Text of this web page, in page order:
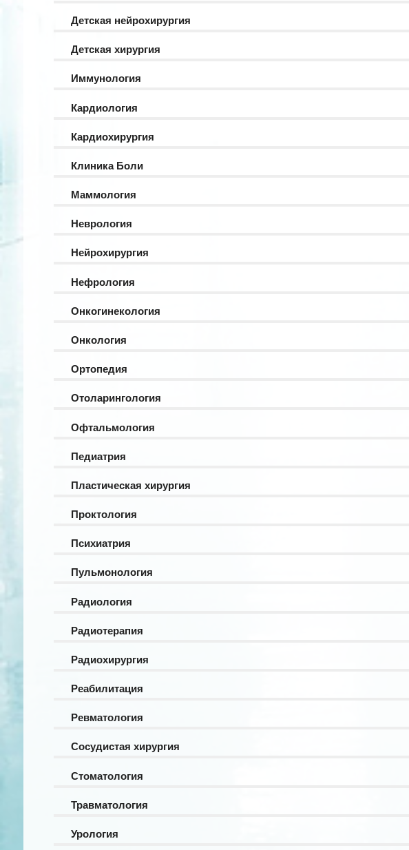
Детская нейрохирургия
Детская хирургия
Иммунология
Кардиология
Кардиохирургия
Клиника Боли
Маммология
Неврология
Нейрохирургия
Нефрология
Онкогинекология
Онкология
Ортопедия
Отоларингология
Офтальмология
Педиатрия
Пластическая хирургия
Проктология
Психиатрия
Пульмонология
Радиология
Радиотерапия
Радиохирургия
Реабилитация
Ревматология
Сосудистая хирургия
Стоматология
Травматология
Урология